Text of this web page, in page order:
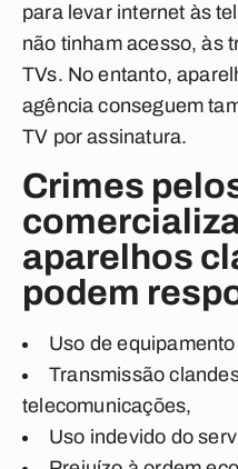
para levar internet às
não tinham acesso, às
TVs. No entanto,
agência conseguem
TV por assinatura.
Crimes
aparelhos
podem
Uso de
Transmissão
telecomunicações,
Uso indevido do